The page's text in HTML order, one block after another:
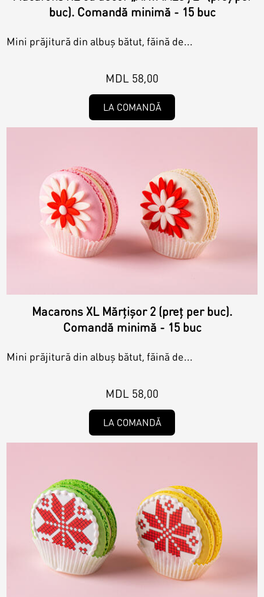
buc). Comandă minimă - 15 buc
Mini prăjitură din albuș bătut, făină de...
MDL 58,00
LA COMANDĂ
Macarons XL Mărțișor 2 (preț per buc).
Comandă minimă - 15 buc
Mini prăjitură din albuș bătut, făină de...
MDL 58,00
LA COMANDĂ